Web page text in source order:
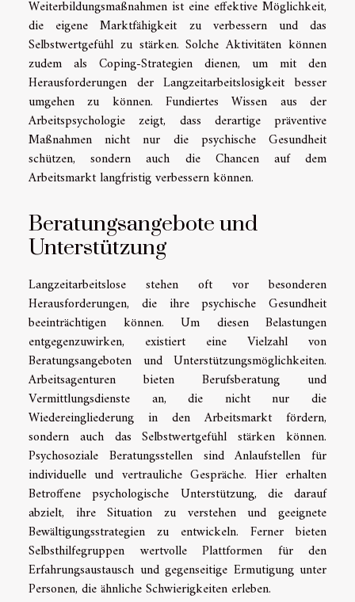
Weiterbildungsmaßnahmen ist eine effektive Möglichkeit,
die eigene Marktfähigkeit zu verbessern und das
Selbstwertgefühl zu stärken. Solche Aktivitäten können
zudem als Coping-Strategien dienen, um mit den
Herausforderungen der Langzeitarbeitslosigkeit besser
umgehen zu können. Fundiertes Wissen aus der
Arbeitspsychologie zeigt, dass derartige präventive
Maßnahmen nicht nur die psychische Gesundheit
schützen, sondern auch die Chancen auf dem
Arbeitsmarkt langfristig verbessern können.
Beratungsangebote und
Unterstützung
Langzeitarbeitslose stehen oft vor besonderen
Herausforderungen, die ihre psychische Gesundheit
beeinträchtigen können. Um diesen Belastungen
entgegenzuwirken, existiert eine Vielzahl von
Beratungsangeboten und Unterstützungsmöglichkeiten.
Arbeitsagenturen bieten Berufsberatung und
Vermittlungsdienste an, die nicht nur die
Wiedereingliederung in den Arbeitsmarkt fördern,
sondern auch das Selbstwertgefühl stärken können.
Psychosoziale Beratungsstellen sind Anlaufstellen für
individuelle und vertrauliche Gespräche. Hier erhalten
Betroffene psychologische Unterstützung, die darauf
abzielt, ihre Situation zu verstehen und geeignete
Bewältigungsstrategien zu entwickeln. Ferner bieten
Selbsthilfegruppen wertvolle Plattformen für den
Erfahrungsaustausch und gegenseitige Ermutigung unter
Personen, die ähnliche Schwierigkeiten erleben.